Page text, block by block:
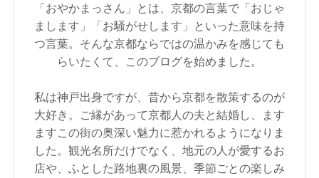
「おやかまっさん」とは、京都の言葉で「おじゃ
まします」「お騒がせします」といった意味を持
つ言葉。そんな京都ならではの温かみを感じても
らいたくて、このブログを始めました。
私は神戸出身ですが、昔から京都を散策するのが
大好き。ご縁があって京都人の夫と結婚し、ます
ますこの街の奥深い魅力に惹かれるようになりま
した。観光名所だけでなく、地元の人が愛するお
店や、ふとした路地裏の風景、季節ごとの楽しみ